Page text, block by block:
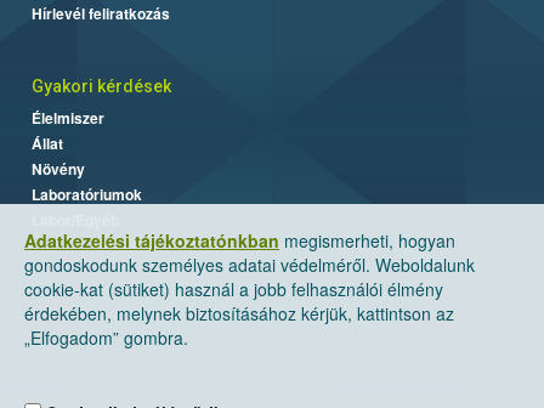
Adatkezelési tájékoztatónkban megismerheti, hogyan
gondoskodunk személyes adatai védelméről. Weboldalunk
cookie-kat (sütiket) használ a jobb felhasználói élmény
érdekében, melynek biztosításához kérjük, kattintson az
„Elfogadom” gombra.
Hírlevél feliratkozás
Gyakori kérdések
Élelmiszer
Állat
Növény
Laboratóriumok